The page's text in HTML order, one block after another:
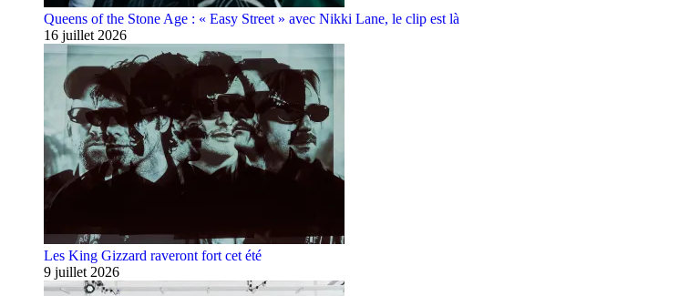
Queens of the Stone Age : « Easy Street » avec Nikki Lane, le clip est là
16 juillet 2026
Les King Gizzard raveront fort cet été
9 juillet 2026